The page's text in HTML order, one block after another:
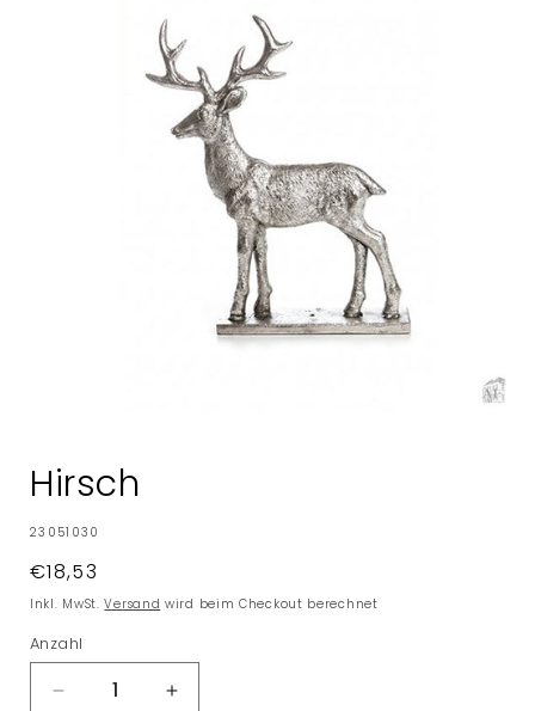
Modal
öffnen
Hirsch
SKU:
23051030
Normaler
Preis
€18,53
Inkl. MwSt.Versand wird beim Checkout berechnet
Anzahl
Verringere
Erhöhe